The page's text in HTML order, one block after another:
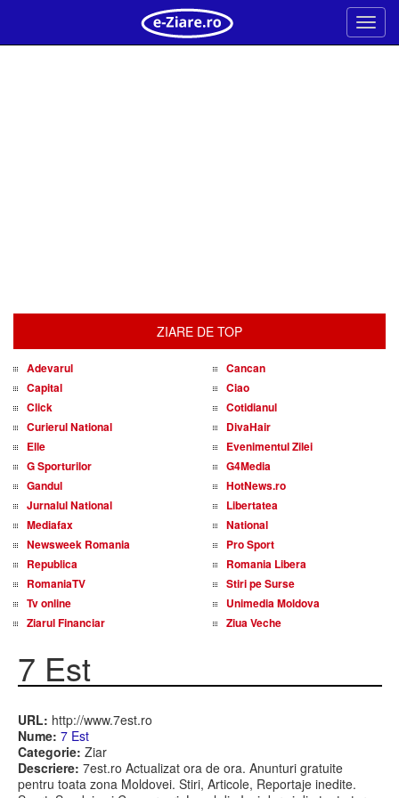
Meniu
ZIARE DE TOP
Adevarul
Cancan
Capital
Ciao
Click
Cotidianul
Curierul National
DivaHair
Elle
Evenimentul Zilei
G Sporturilor
G4Media
Gandul
HotNews.ro
Jurnalul National
Libertatea
Mediafax
National
Newsweek Romania
Pro Sport
Republica
Romania Libera
RomaniaTV
Stiri pe Surse
Tv online
Unimedia Moldova
Ziarul Financiar
Ziua Veche
7 Est
URL: http://www.7est.ro
Nume: 7 Est
Categorie: Ziar
Descriere: 7est.ro Actualizat ora de ora. Anunturi gratuite
pentru toata zona Moldovei. Stiri, Articole, Reportaje inedite.